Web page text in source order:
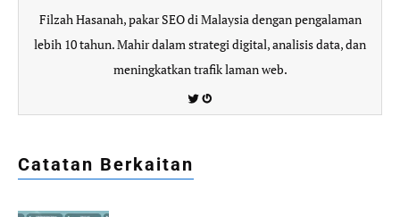
Filzah Hasanah, pakar SEO di Malaysia dengan pengalaman
lebih 10 tahun. Mahir dalam strategi digital, analisis data, dan
meningkatkan trafik laman web.
Twitter
Gravatar
Catatan Berkaitan